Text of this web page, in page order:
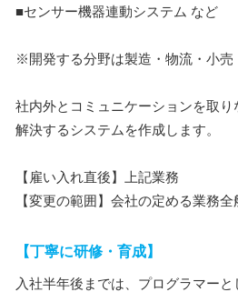
■センサー機器連動システム など
※開発する分野は製造・物流・小売
社内外とコミュニケーションを取
解決するシステムを作成します。
【雇い入れ直後】上記業務
【変更の範囲】会社の定める業務全
【丁寧に研修・育成】
入社半年後までは、プログラマー